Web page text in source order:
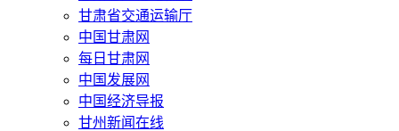
甘肃省交通运输厅
中国甘肃网
每日甘肃网
中国发展网
中国经济导报
甘州新闻在线